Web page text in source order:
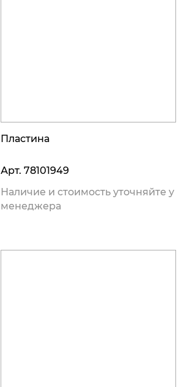
Пластина
Арт. 78101949
Наличие и стоимость уточняйте у
менеджера